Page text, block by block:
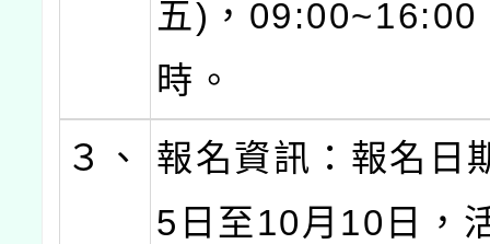
五)，09:00~16:00
時。
３、
報名資訊：報名日
5日至10月10日，